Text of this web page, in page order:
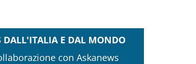
DALL'ITALIA E DAL MONDO
con Askanews